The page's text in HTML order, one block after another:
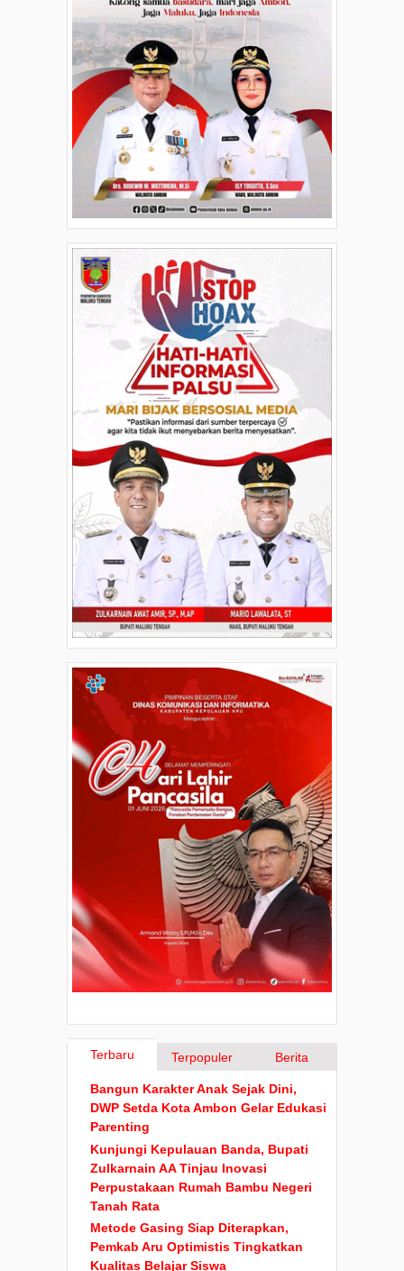
Terbaru Terpopuler Berita
Bangun Karakter Anak Sejak Dini,
DWP Setda Kota Ambon Gelar Edukasi
Parenting
Kunjungi Kepulauan Banda, Bupati
Zulkarnain AA Tinjau Inovasi
Perpustakaan Rumah Bambu Negeri
Tanah Rata
Metode Gasing Siap Diterapkan,
Pemkab Aru Optimistis Tingkatkan
Kualitas Belajar Siswa